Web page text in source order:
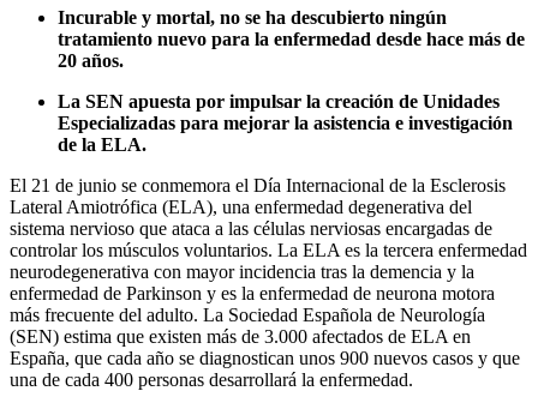
Incurable y mortal, no se ha descubierto ningún
tratamiento nuevo para la enfermedad desde hace más de
20 años.
La SEN apuesta por impulsar la creación de Unidades
Especializadas para mejorar la asistencia e investigación
de la ELA.
El 21 de junio se conmemora el Día Internacional de la Esclerosis
Lateral Amiotrófica (ELA), una enfermedad degenerativa del
sistema nervioso que ataca a las células nerviosas encargadas de
controlar los músculos voluntarios. La ELA es la tercera enfermedad
neurodegenerativa con mayor incidencia tras la demencia y la
enfermedad de Parkinson y es la enfermedad de neurona motora
más frecuente del adulto. La Sociedad Española de Neurología
(SEN) estima que existen más de 3.000 afectados de ELA en
España, que cada año se diagnostican unos 900 nuevos casos y que
una de cada 400 personas desarrollará la enfermedad.